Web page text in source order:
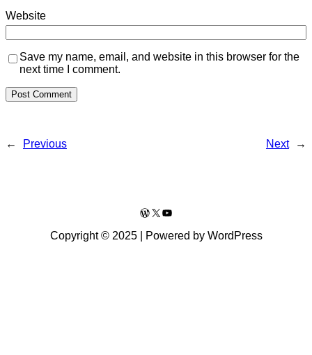
Website
Save my name, email, and website in this browser for the
next time I comment.
← Previous Next →
WordPress
X YouTube
Copyright © 2025 | Powered by WordPress